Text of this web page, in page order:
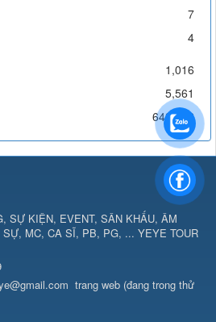
7
4
1,016
5,561
642,392
SỰ KIỆN, EVENT, SÂN KHẤU, ÂM
SỰ, MC, CA SĨ, PB, PG, ... YEYE TOUR
trang web (đang trong thử